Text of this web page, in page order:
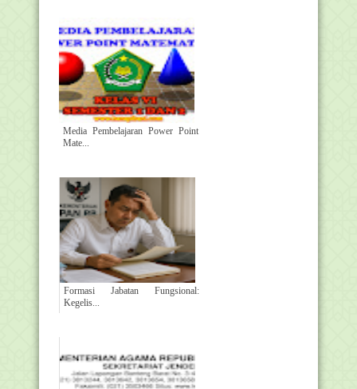
Media Pembelajaran Power Point
Mate...
Formasi Jabatan Fungsional:
Kegelis...